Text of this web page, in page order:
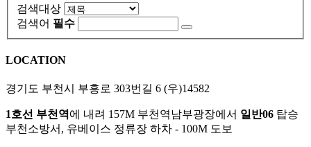
검색대상
검색어 필수
LOCATION
경기도 부천시 부흥로 303번길 6 (우)14582
1호선 부천역에 내려 157M 부천역남부광장에서 일반06 탑승
부천소방서, 유베이스 정류장 하차 - 100M 도보